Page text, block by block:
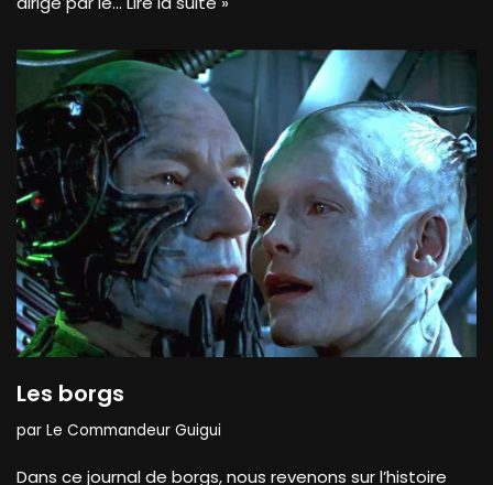
Les borgs
par Le Commandeur Guigui
Dans ce journal de borgs, nous revenons sur l’histoire